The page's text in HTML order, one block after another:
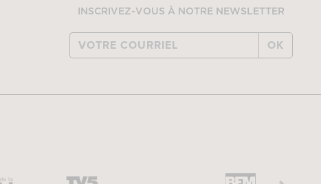
INSCRIVEZ-VOUS À NOTRE NEWSLETTER
OK